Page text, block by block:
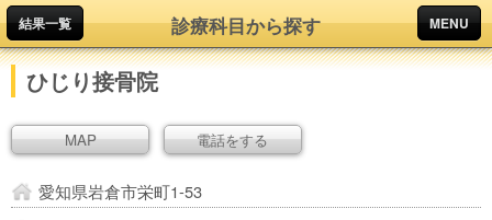
結果一覧 診療科目から探す MENU
ひじり接骨院
MAP 電話をする
愛知県岩倉市栄町1-53